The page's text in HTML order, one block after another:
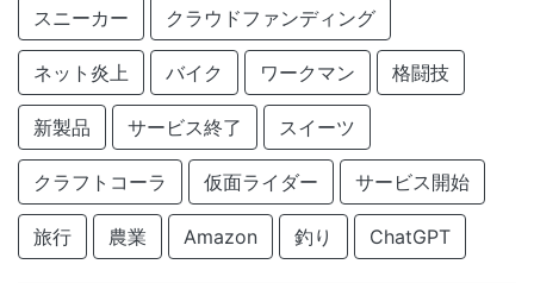
スニーカー クラウドファンディング
ネット炎上 バイク ワークマン 格闘技
新製品 サービス終了 スイーツ
クラフトコーラ 仮面ライダー サービス開始
旅行 農業 Amazon 釣り ChatGPT